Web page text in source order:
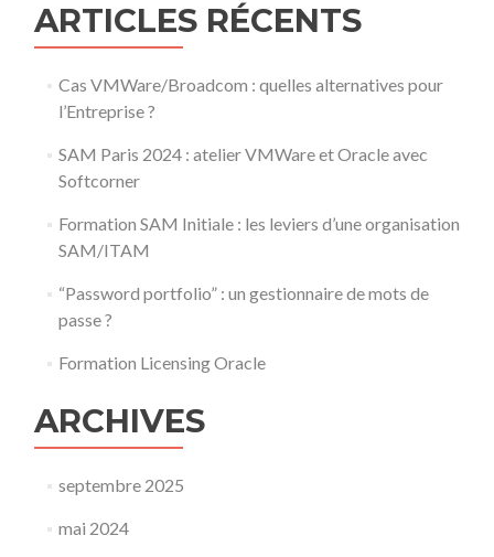
ARTICLES RÉCENTS
Cas VMWare/Broadcom : quelles alternatives pour
l’Entreprise ?
SAM Paris 2024 : atelier VMWare et Oracle avec
Softcorner
Formation SAM Initiale : les leviers d’une organisation
SAM/ITAM
“Password portfolio” : un gestionnaire de mots de
passe ?
Formation Licensing Oracle
ARCHIVES
septembre 2025
mai 2024